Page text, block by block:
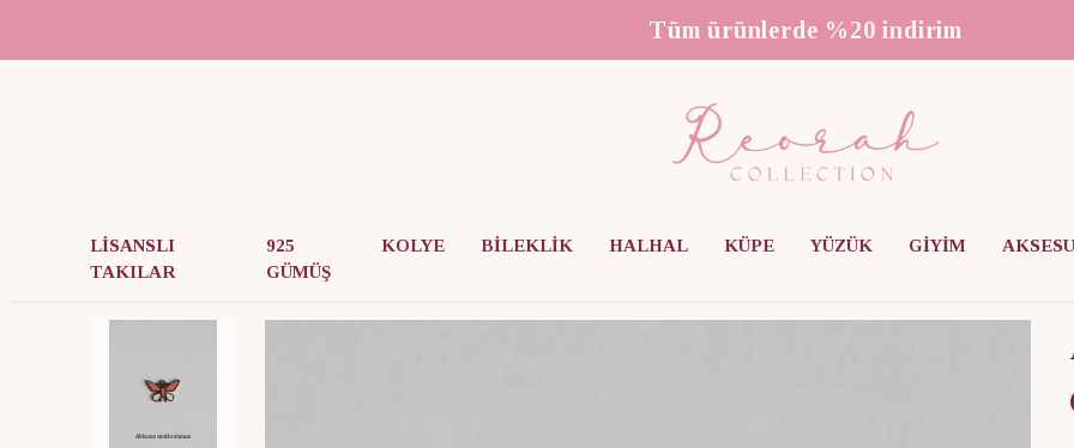
3000 ₺ üzeri ücretsiz kargo
LİSANSLI
TAKILAR
925
GÜMÜŞ
KOLYE BİLEKLİK HALHAL KÜPE YÜZÜK GİYİM